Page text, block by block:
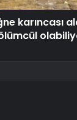
karıncası